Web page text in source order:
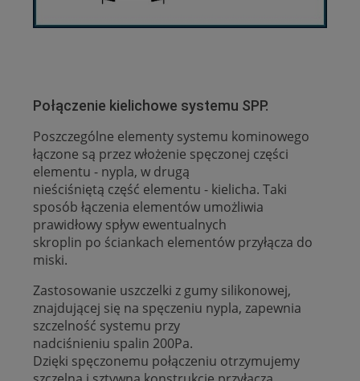
Połączenie kielichowe systemu SPP.
Poszczególne elementy systemu kominowego
łączone są przez włożenie spęczonej części
elementu - nypla, w drugą
nieściśniętą część elementu - kielicha. Taki
sposób łączenia elementów umożliwia
prawidłowy spływ ewentualnych
skroplin po ściankach elementów przyłącza do
miski.
Zastosowanie uszczelki z gumy silikonowej,
znajdującej się na spęczeniu nypla, zapewnia
szczelność systemu przy
nadciśnieniu spalin 200Pa.
Dzięki spęczonemu połączeniu otrzymujemy